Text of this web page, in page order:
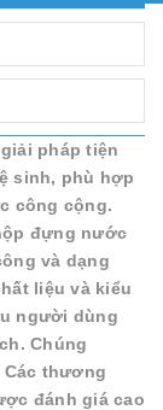
pháp tiện
sinh, phù hợp
công cộng.
đựng nước
và dạng
liệu và kiểu
người dùng
Chúng
thương
đánh giá cao